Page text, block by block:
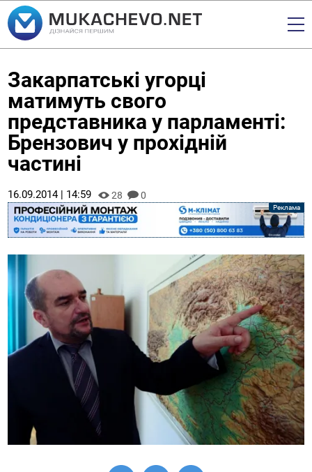
Закарпатські угорці
матимуть свого
представника у парламенті:
Брензович у прохідній
частині
16.09.2014 | 14:59 28 0